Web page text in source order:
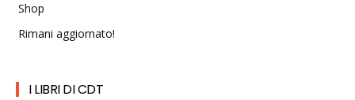
Shop
Rimani aggiornato!
I LIBRI DI CDT